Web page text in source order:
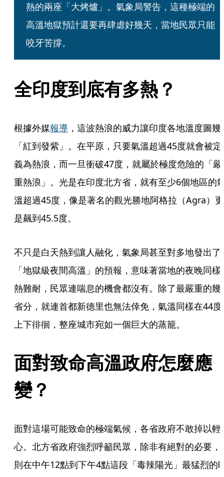
熱的兩座「大烤爐」。氣象局警告，這種極端的
高溫地獄預計還要再肆虐好幾天，當地民眾只能
咬牙苦撐。
全印度到底有多熱？
根據外媒報導 ，這波熱浪的威力讓印度各地溫度圖幾
「紅到發紫」。在平原，只要氣溫超過45度就會被定
義為熱浪，而一旦衝破47度，就屬於極度危險的「嚴
重熱浪」。光是在印度北方省，就有至少6個地區的
溫超過45度，像是著名的觀光勝地阿格拉（Agra）更
是飆到45.5度。
不只是白天熱到讓人融化，氣象局甚至對多地發出了
「地獄級夜間高溫」的預報，意味著當地的夜晚同樣
熱難耐，民眾連喘息的機會都沒有。除了最嚴重的幾
省分，就連首都新德里也無法倖免，氣溫同樣在44度
上下徘徊，整座城市宛如一個巨大的蒸籠。
面對致命高溫政府怎麼應
變？
面對這場可能致命的極端氣候，各省政府不敢掉以輕
心。北方省政府強烈呼籲民眾，除非有絕對的必要，
則在中午12點到下午4點這段「毒辣陽光」最猛烈的